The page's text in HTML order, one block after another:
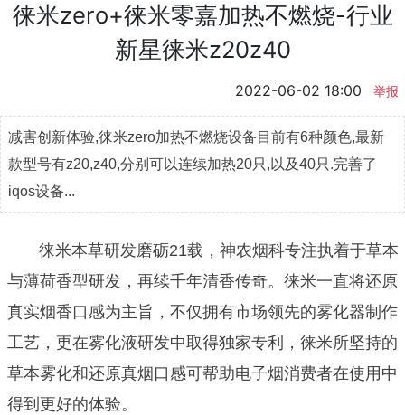
徕米zero+徕米零嘉加热不燃烧-行业
新星徕米z20z40
2022-06-02 18:00 举报
减害创新体验,徕米zero加热不燃烧设备目前有6种颜色,最新
款型号有z20,z40,分别可以连续加热20只,以及40只.完善了
iqos设备...
徕米本草研发磨砺21载，神农烟科专注执着于草本
与薄荷香型研发，再续千年清香传奇。徕米一直将还原
真实烟香口感为主旨，不仅拥有市场领先的雾化器制作
工艺，更在雾化液研发中取得独家专利，徕米所坚持的
草本雾化和还原真烟口感可帮助电子烟消费者在使用中
得到更好的体验。